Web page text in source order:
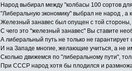
Народ выбирал между "колбасы 100 сортов
"Либеральную экономику" выбрал не народ , а
Железный занавес был опущен с той стороны,
С чего это "железный занавес" Вы ставите
А либеральный путь не только не
И на Западе многие, желающие учиться, а не
Сколько движемся по "либеральному пути",
При СССР народ хотя бы плодился и